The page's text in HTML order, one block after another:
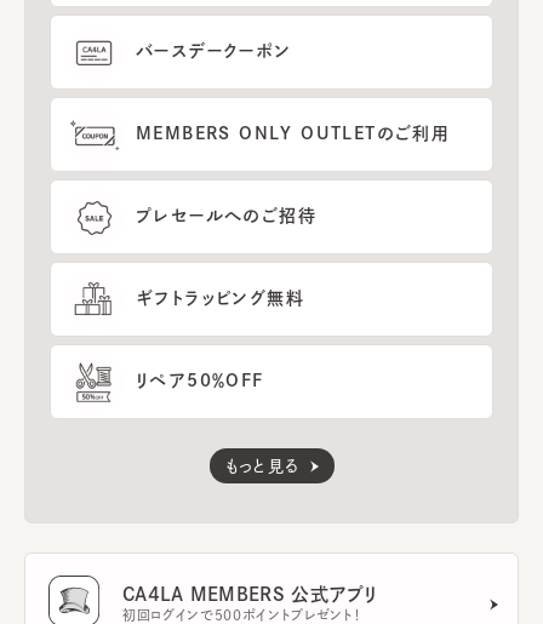
バースデークーポン
MEMBERS ONLY OUTLETのご利用
プレセールへのご招待
ギフトラッピング無料
リペア50％OFF
もっと見る
CA4LA MEMBERS 公式アプリ
初回ログインで500ポイントプレゼント！